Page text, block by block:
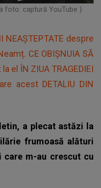
foto: captură YouTube )
NEAȘTEPTATE despre
CE OBIȘNUIA SĂ
el ÎN ZIUA TRAGEDIEI
acest DETALIU DIN
a plecat astăzi la
frumoasă alături
care m-au crescut cu